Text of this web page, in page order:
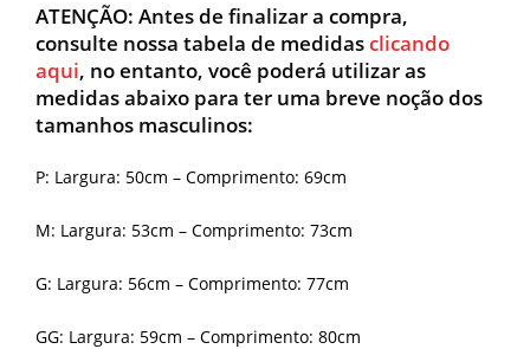
ATENÇÃO: Antes de finalizar a compra,
consulte nossa tabela de medidasclicando
aqui, no entanto, você poderá utilizar as
medidas abaixo para ter uma breve noção dos
tamanhos masculinos:
P: Largura: 50cm – Comprimento: 69cm
M: Largura: 53cm – Comprimento: 73cm
G: Largura: 56cm – Comprimento: 77cm
GG: Largura: 59cm – Comprimento: 80cm